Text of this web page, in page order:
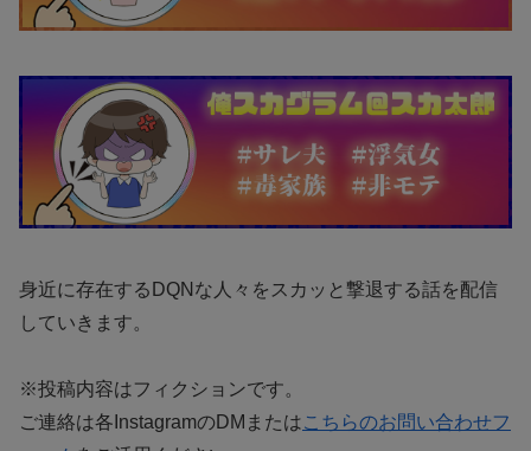
身近に存在するDQNな人々をスカッと撃退する話を配信
していきます。
※投稿内容はフィクションです。
ご連絡は各InstagramのDMまたはこちらのお問い合わせフ